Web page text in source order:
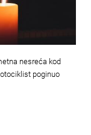
nesreća kod
poginuo